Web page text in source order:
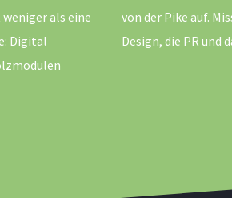
als eine
Digital
von der Pike auf.
Design, die PR und